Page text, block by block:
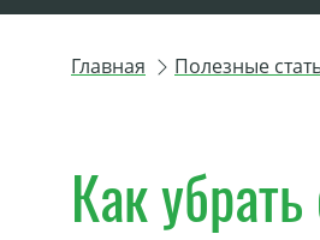
Главная Полезные
Как